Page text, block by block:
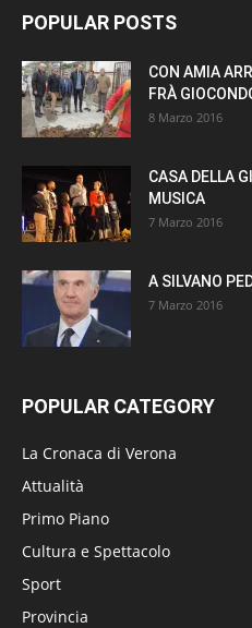
POPULAR POSTS
CON AMIA
FRÀ
8 Marzo 2016
CASA DELLA
MUSICA
7 Marzo 2016
A SILVANO
7 Marzo 2016
POPULAR CATEGORY
La Cronaca di Verona
Attualità
Primo Piano
Cultura e Spettacolo
Sport
Provincia